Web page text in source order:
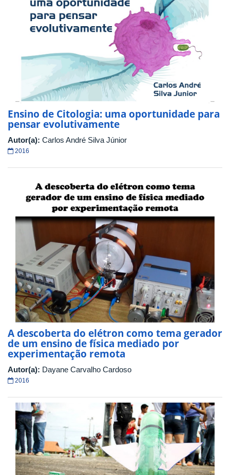
Ensino de Citologia: uma oportunidade para
pensar evolutivamente
Autor(a): Carlos André Silva Júnior
2016
A descoberta do elétron como tema gerador
de um ensino de física mediado por
experimentação remota
Autor(a): Dayane Carvalho Cardoso
2016